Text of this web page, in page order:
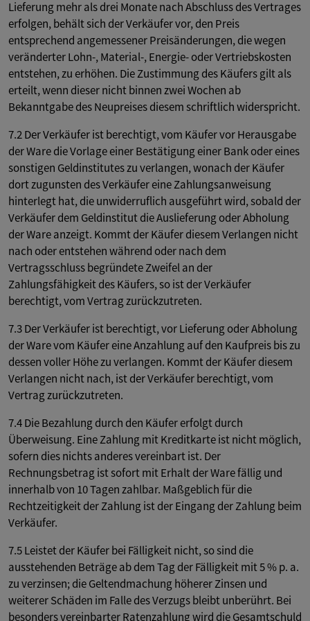
Lieferung mehr als drei Monate nach Abschluss des Vertrages
erfolgen, behält sich der Verkäufer vor, den Preis
entsprechend angemessener Preisänderungen, die wegen
veränderter Lohn-, Material-, Energie- oder Vertriebskosten
entstehen, zu erhöhen. Die Zustimmung des Käufers gilt als
erteilt, wenn dieser nicht binnen zwei Wochen ab
Bekanntgabe des Neupreises diesem schriftlich widerspricht.
7.2 Der Verkäufer ist berechtigt, vom Käufer vor Herausgabe
der Ware die Vorlage einer Bestätigung einer Bank oder eines
sonstigen Geldinstitutes zu verlangen, wonach der Käufer
dort zugunsten des Verkäufer eine Zahlungsanweisung
hinterlegt hat, die unwiderruflich ausgeführt wird, sobald der
Verkäufer dem Geldinstitut die Auslieferung oder Abholung
der Ware anzeigt. Kommt der Käufer diesem Verlangen nicht
nach oder entstehen während oder nach dem
Vertragsschluss begründete Zweifel an der
Zahlungsfähigkeit des Käufers, so ist der Verkäufer
berechtigt, vom Vertrag zurückzutreten.
7.3 Der Verkäufer ist berechtigt, vor Lieferung oder Abholung
der Ware vom Käufer eine Anzahlung auf den Kaufpreis bis zu
dessen voller Höhe zu verlangen. Kommt der Käufer diesem
Verlangen nicht nach, ist der Verkäufer berechtigt, vom
Vertrag zurückzutreten.
7.4 Die Bezahlung durch den Käufer erfolgt durch
Überweisung. Eine Zahlung mit Kreditkarte ist nicht möglich,
sofern dies nichts anderes vereinbart ist. Der
Rechnungsbetrag ist sofort mit Erhalt der Ware fällig und
innerhalb von 10 Tagen zahlbar. Maßgeblich für die
Rechtzeitigkeit der Zahlung ist der Eingang der Zahlung beim
Verkäufer.
7.5 Leistet der Käufer bei Fälligkeit nicht, so sind die
ausstehenden Beträge ab dem Tag der Fälligkeit mit 5 % p. a.
zu verzinsen; die Geltendmachung höherer Zinsen und
weiterer Schäden im Falle des Verzugs bleibt unberührt. Bei
besonders vereinbarter Ratenzahlung wird die Gesamtschuld